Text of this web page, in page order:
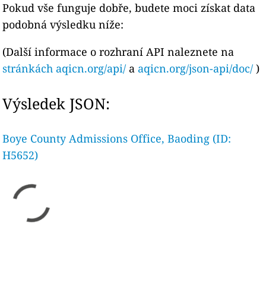
Pokud vše funguje dobře, budete moci získat data
podobná výsledku níže:
(Další informace o rozhraní API naleznete na
stránkách aqicn.org/api/ a aqicn.org/json-api/doc/ )
Výsledek JSON:
Boye County Admissions Office, Baoding (ID:
H5652)